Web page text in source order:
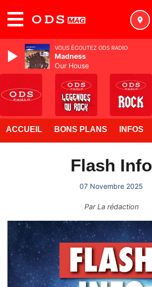
ACCUEIL BONS PLANS INFOS
Flash Info
07 Novembre 2025
ParLa rédaction
VOUS ÉCOUTEZ ODS RADIO
Madness
Our House